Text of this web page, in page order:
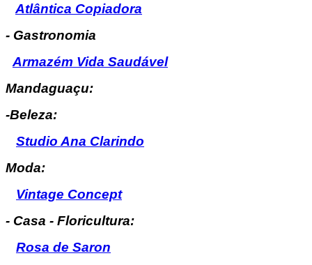
Atlântica Copiadora
- Gastronomia
Armazém Vida Saudável
Mandaguaçu:
-Beleza:
Studio Ana Clarindo
Moda:
Vintage Concept
- Casa - Floricultura:
Rosa de Saron